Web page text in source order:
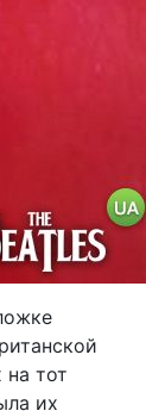
на тот
их